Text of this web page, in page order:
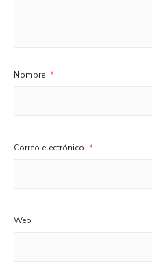
Nombre *
Correo electrónico *
Web